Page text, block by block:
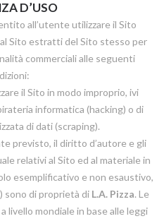
D’USO
all’utente utilizzare il Sito
Sito estratti del Sito stesso per
commerciali alle seguenti
il Sito in modo improprio, ivi
informatica (hacking) o di
di dati (scraping).
previsto, il diritto d’autore e gli
relativi al Sito ed al materiale in
esemplificativo e non esaustivo,
sono di proprietà di L.A. Pizza. Le
mondiale in base alle leggi